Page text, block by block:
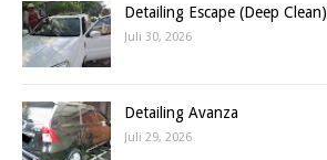
Detailing Escape (Deep Clean)
Juli 30, 2026
Detailing Avanza
Juli 29, 2026